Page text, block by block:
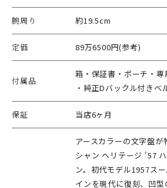
腕周り 約19.5cm
定価 89万6500円(参考)
付属品
箱・保証書・ポーチ・
・純正Dバックル付きベ
保証 当店6ヶ月
アースカラーの文字盤
シャン ヘリテージ '57
ン。初代モデル1957ス
インを現代に復刻、凹